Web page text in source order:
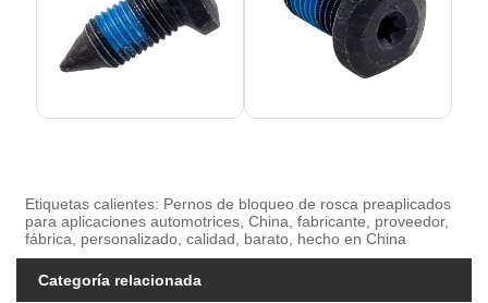
Etiquetas calientes: Pernos de bloqueo de rosca preaplicados
para aplicaciones automotrices, China, fabricante, proveedor,
fábrica, personalizado, calidad, barato, hecho en China
Categoría relacionada